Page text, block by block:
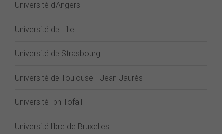
Université d'Angers
Université de Lille
Université de Strasbourg
Université de Toulouse - Jean Jaurès
Université Ibn Tofail
Université libre de Bruxelles